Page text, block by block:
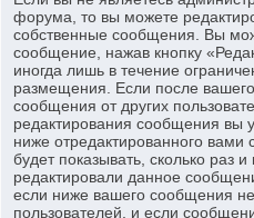
форума, то вы можете
собственные сообщения. Вы
сообщение, нажав кнопку
иногда лишь в течение
размещения. Если после
сообщения от других
редактирования сообщения вы
ниже отредактированного
будет показывать, сколько раз
редактировали данное
если ниже вашего сообщения
пользователей, и если